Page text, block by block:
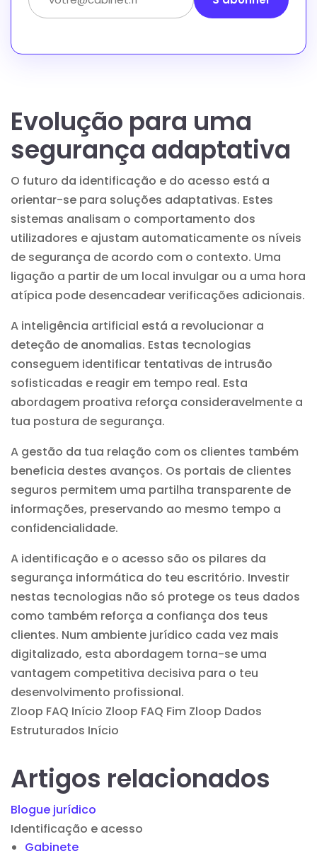
Evolução para uma
segurança adaptativa
O futuro da identificação e do acesso está a
orientar-se para soluções adaptativas. Estes
sistemas analisam o comportamento dos
utilizadores e ajustam automaticamente os níveis
de segurança de acordo com o contexto. Uma
ligação a partir de um local invulgar ou a uma hora
atípica pode desencadear verificações adicionais.
A inteligência artificial está a revolucionar a
deteção de anomalias. Estas tecnologias
conseguem identificar tentativas de intrusão
sofisticadas e reagir em tempo real. Esta
abordagem proativa reforça consideravelmente a
tua postura de segurança.
A gestão da tua relação com os clientes também
beneficia destes avanços. Os portais de clientes
seguros permitem uma partilha transparente de
informações, preservando ao mesmo tempo a
confidencialidade.
A identificação e o acesso são os pilares da
segurança informática do teu escritório. Investir
nestas tecnologias não só protege os teus dados
como também reforça a confiança dos teus
clientes. Num ambiente jurídico cada vez mais
digitalizado, esta abordagem torna-se uma
vantagem competitiva decisiva para o teu
desenvolvimento profissional.
Zloop FAQ Início Zloop FAQ Fim Zloop Dados
Estruturados Início
Artigos relacionados
Blogue jurídico
Identificação e acesso
Gabinete